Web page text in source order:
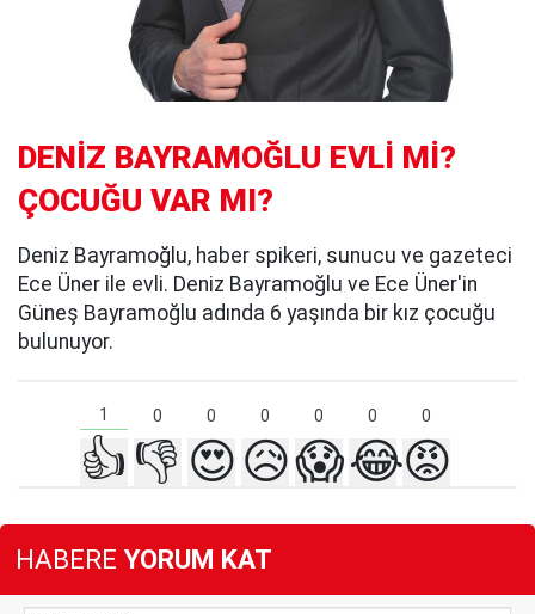
DENİZ BAYRAMOĞLU EVLİ Mİ?
ÇOCUĞU VAR MI?
Deniz Bayramoğlu, haber spikeri, sunucu ve gazeteci
Ece Üner ile evli. Deniz Bayramoğlu ve Ece Üner'in
Güneş Bayramoğlu adında 6 yaşında bir kız çocuğu
bulunuyor.
1 0 0 0 0 0 0
👍 👎 😍😥😱😂😡
HABERE YORUM KAT